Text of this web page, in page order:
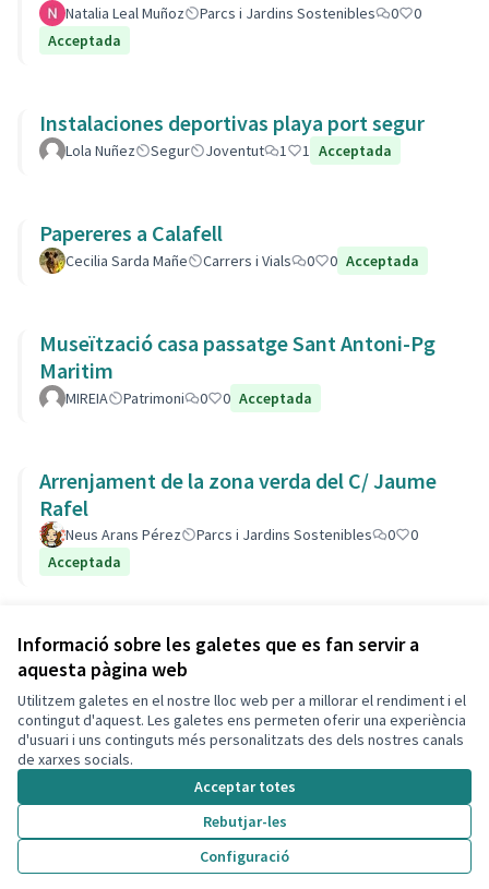
Informació sobre les galetes que es fan servir a
aquesta pàgina web
Utilitzem galetes en el nostre lloc web per a millorar el rendiment i el
contingut d'aquest. Les galetes ens permeten oferir una experiència
d'usuari i uns continguts més personalitzats des dels nostres canals
de xarxes socials.
Acceptar totes
Rebutjar-les
Configuració
Natalia Leal Muñoz Parcs i Jardins Sostenibles 0
0
Acceptada
Instalaciones deportivas playa port segur
Lola Nuñez Segur Joventut 1 1 Acceptada
Papereres a Calafell
Cecilia Sarda Mañe Carrers i Vials 0 0 Acceptada
Museïtzació casa passatge Sant Antoni-Pg
Maritim
MIREIA Patrimoni 0 0 Acceptada
Arrenjament de la zona verda del C/ Jaume
Rafel
Neus Arans Pérez Parcs i Jardins Sostenibles 0
0
Acceptada
Veure totes les propostes retirades
Termes i condicions d'ús
Configuració de les galetes
Decidim Calafell a X
(Enllaç extern)
Decidim Calafell a Facebook
Decidim Calafell a YouTube
Decidim Calafell a GitHub
(Enllaç extern)
Web creada ambprogramari lliure .
Amb
(Enllaç